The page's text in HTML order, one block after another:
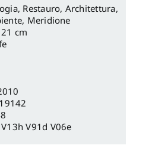
Restauro, Architettura,
, Meridione
cm
V91d V06e